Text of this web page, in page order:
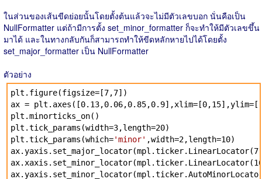
ในส่วนของเส้นขีดย่อยนั้นโดยตั้งต้นแล้วจะไม่มีตัวเลขบอก นั่นคือเป็น
NullFormatter แต่ถ้ามีการตั้ง set_minor_formatter ก็จะทำให้มีตัวเลขขึ้น
มาได้ และในทางกลับกันก็สามารถทำให้ขีดหลักหายไปได้โดยตั้ง
set_major_formatter เป็น NullFormatter
ตัวอย่าง
plt.figure(figsize=[7,7])
ax =
plt.minorticks_on()
plt.tick_params(width=3,length=20)
plt.tick_params(which='minor' ,width=2,length=10)